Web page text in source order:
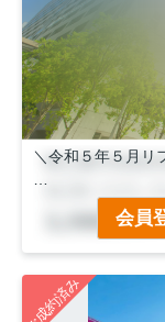
＼令和５年５月リ
●ＪＲ「太秦」駅
●京福「常盤」駅
●ご内覧のご予約
会員
ご成約済み